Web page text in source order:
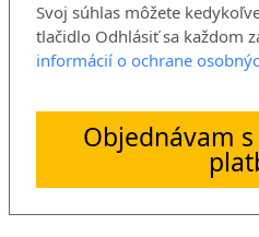
Svoj súhlas môžete
tlačidlo Odhlásiť sa každom
informácií o ochrane
Objednávam